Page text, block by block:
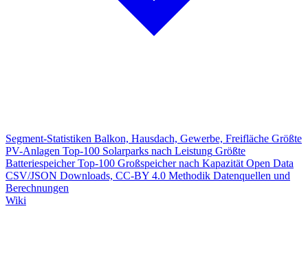
Segment-Statistiken Balkon, Hausdach, Gewerbe, Freifläche Größte
PV-Anlagen Top-100 Solarparks nach Leistung Größte
Batteriespeicher Top-100 Großspeicher nach Kapazität Open Data
CSV/JSON Downloads, CC-BY 4.0 Methodik Datenquellen und
Berechnungen
Wiki